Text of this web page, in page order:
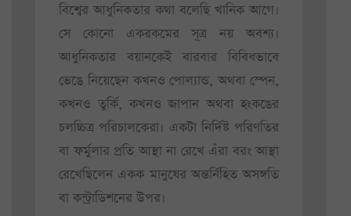
বিশ্বের আধুনিকতার কথা বলেছি খানিক আগে।
সে কোনো একরকমের সূত্র নয় অবশ্য।
আধুনিকতার বয়ানকেই বারবার বিবিধভাবে
ভেঙে নিয়েছেন কখনও পোল্যান্ড, অথবা স্পেন,
কখনও তুর্কি, কখনও জাপান অথবা হংকঙের
চলচ্চিত্র পরিচালকেরা। একটা নির্দিষ্ট পরিণতির
বা ফর্মুলার প্রতি আস্থা না রেখে এঁরা বরং আস্থা
রেখেছিলেন একক মানুষের অন্তর্নিহিত অসঙ্গতি
বা কন্ট্রাডিশনের উপর।